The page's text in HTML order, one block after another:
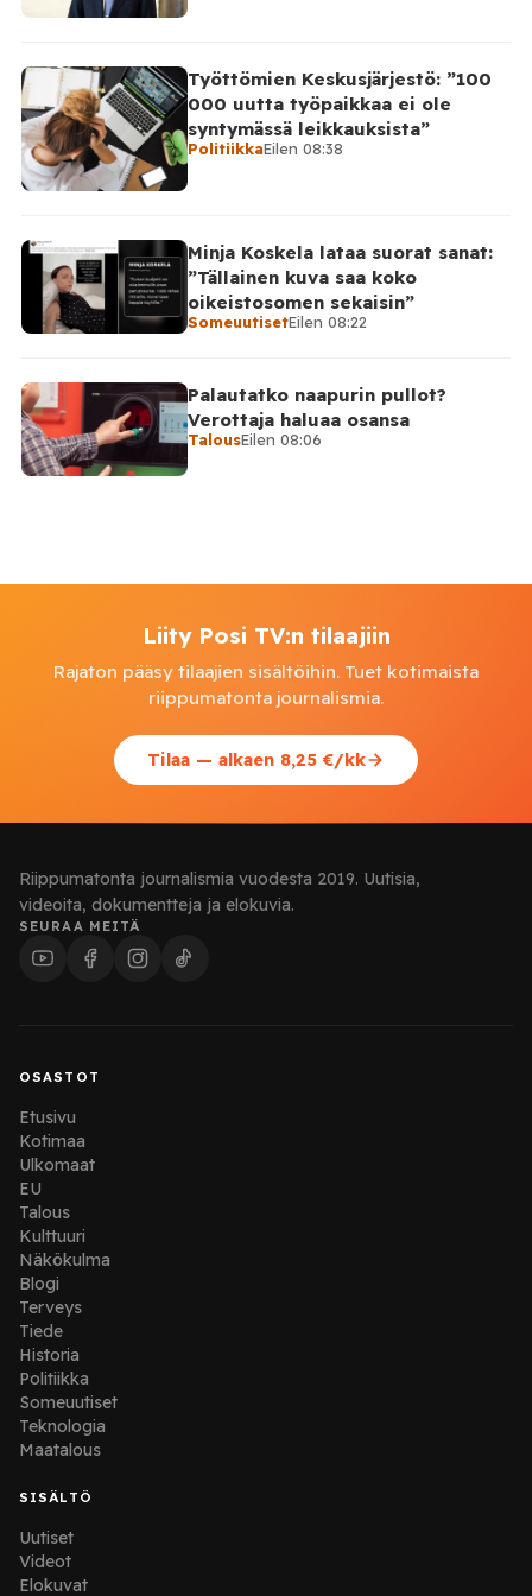
Työttömien Keskusjärjestö: ”100
000 uutta työpaikkaa ei ole
syntymässä leikkauksista”
PolitiikkaEilen 08:38
Minja Koskela lataa suorat sanat:
”Tällainen kuva saa koko
oikeistosomen sekaisin”
SomeuutisetEilen 08:22
Palautatko naapurin pullot?
Verottaja haluaa osansa
TalousEilen 08:06
Liity Posi TV:n tilaajiin
Rajaton pääsy tilaajien sisältöihin. Tuet kotimaista
riippumatonta journalismia.
Tilaa — alkaen 8,25 €/kk
Riippumatonta journalismia vuodesta 2019. Uutisia,
videoita, dokumentteja ja elokuvia.
SEURAA MEITÄ
OSASTOT
Etusivu
Kotimaa
Ulkomaat
EU
Talous
Kulttuuri
Näkökulma
Blogi
Terveys
Tiede
Historia
Politiikka
Someuutiset
Teknologia
Maatalous
SISÄLTÖ
Uutiset
Videot
Elokuvat